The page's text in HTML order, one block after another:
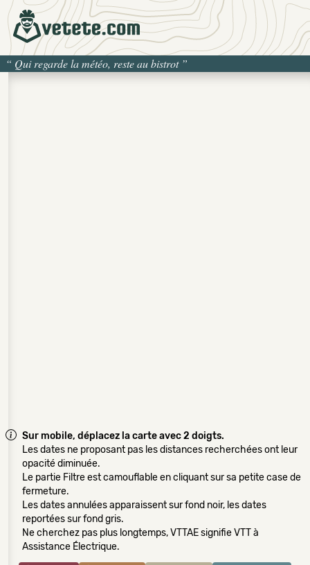
“ Qui regarde la météo, reste au bistrot”
Sur mobile, déplacez la carte avec 2 doigts.
Les dates ne proposant pas les distances recherchées ont leur
opacité diminuée.
Le partie Filtre est camouflable en cliquant sur sa petite case de
fermeture.
Les dates annulées apparaissent sur fond noir, les dates
reportées sur fond gris.
Ne cherchez pas plus longtemps, VTTAE signifie VTT à
Assistance Électrique.